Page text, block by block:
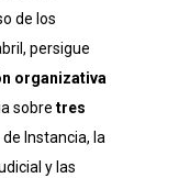
de los
persigue
organizativa
sobre tres
Instancia, la
y las